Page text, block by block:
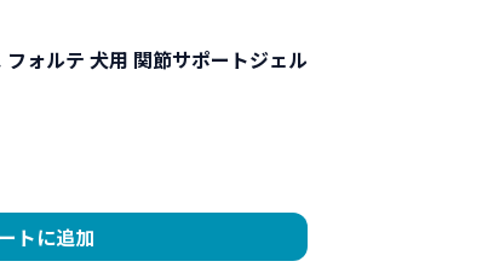
ォルテ 犬用 関節サポートジェル
トに追加